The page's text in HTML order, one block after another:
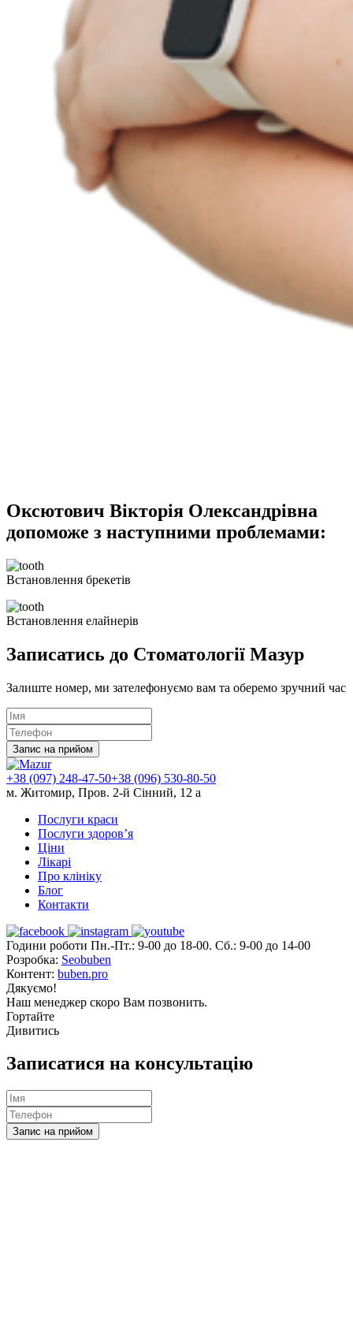
Оксютович Вікторія Олександрівна
допоможе з наступними проблемами:
Встановлення брекетів
Встановлення елайнерів
Записатись до Стоматології Мазур
Залиште номер, ми зателефонуємо вам та оберемо зручний час
Запис на прийом
+38 (097) 248-47-50+38 (096) 530-80-50
м. Житомир, Пров. 2-й Сінний, 12 а
Послуги краси
Послуги здоров’я
Ціни
Лікарі
Про клініку
Блог
Контакти
Години роботи Пн.-Пт.: 9-00 до 18-00. Сб.: 9-00 до 14-00
Розробка: Seobuben
Контент: buben.pro
Дякуємо!
Наш менеджер скоро Вам позвонить.
Гортайте
Дивитись
Записатися на консультацію
Запис на прийом